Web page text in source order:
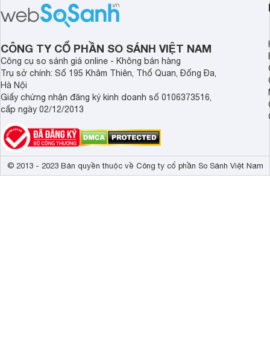
Cờ lê 2 đầu vòng xi mờ 6x7mm Asaki AK-7473 được
trội, chống gỉ sét, chịu được lực tốt và nhu cầu kẹp, siết
Phần tay cầm có thiết kế đẹp mắt, có độ nhám vừa phải
cảm giác khó chịu cho người dùng. Sản phẩm không thể
sử dụng trong gia đình cũng khá phổ biến. Sản phẩm có
với mục tiêu nhà sản xuất đề ra. Do vậy rất xứng đáng để
CÔNG TY CỔ PHẦN SO SÁNH VIỆT NAM
Công cụ so sánh giá online - Không bán hàng
Trụ sở chính: Số 195 Khâm Thiên, Thổ Quan, Đống Đa,
Hà Nội
Giấy chứng nhận đăng ký kinh doanh số 0106373516,
cấp ngày 02/12/2013
© 2013 - 2023 Bản quyền thuộc về Công ty cổ phần So Sánh Việt Nam